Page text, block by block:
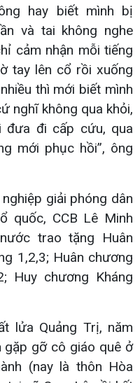
hay biết mình bị
và tai không nghe
cảm nhận mỗi tiếng
tay lên cổ rồi xuống
thì mới biết mình
nghĩ không qua khỏi,
đi cấp cứu, qua
mới phục hồi”, ông
giải phóng dân
quốc, CCB Lê Minh
trao tặng Huân
1,2,3; Huân chương
Huy chương Kháng
lửa Quảng Trị, năm
gặp gỡ cô giáo quê ở
(nay là thôn Hòa